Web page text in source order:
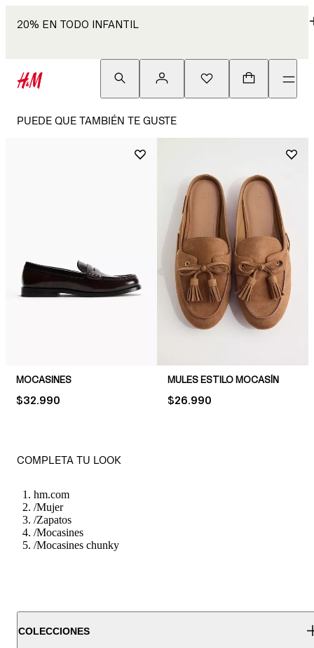
20% EN TODO INFANTIL
PUEDE QUE TAMBIÉN TE GUSTE
MOCASINES
PRICE:
$32.990
MULES ESTILO MOCASÍN
PRICE:
$26.990
COMPLETA TU LOOK
hm.com
/Mujer
/Zapatos
/Mocasines
/Mocasines chunky
COLECCIONES